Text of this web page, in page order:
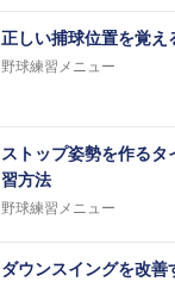
正しい捕球位置を覚え
野球練習メニュー
ストップ姿勢を作る
習方法
野球練習メニュー
ダウンスイングを改善